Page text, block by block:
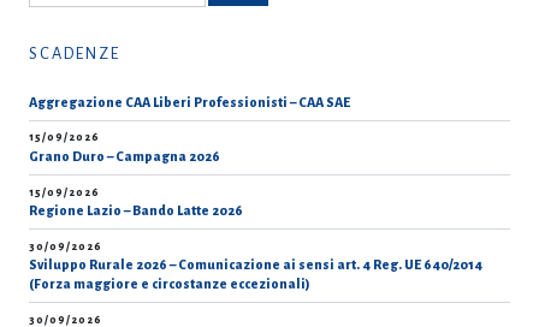
per:
SCADENZE
Aggregazione CAA Liberi Professionisti – CAA SAE
15/09/2026
Grano Duro – Campagna 2026
15/09/2026
Regione Lazio – Bando Latte 2026
30/09/2026
Sviluppo Rurale 2026 – Comunicazione ai sensi art. 4 Reg. UE 640/2014
(Forza maggiore e circostanze eccezionali)
30/09/2026